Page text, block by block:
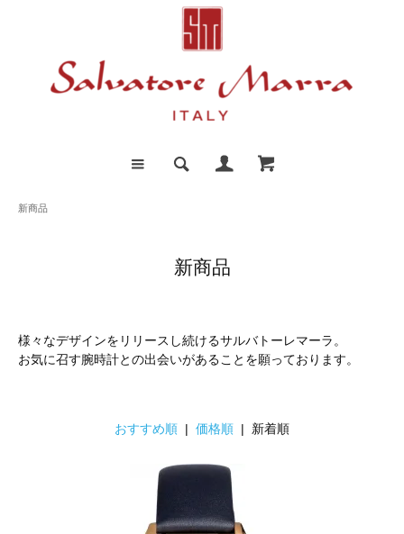
新商品
新商品
様々なデザインをリリースし続けるサルバトーレマーラ。
お気に召す腕時計との出会いがあることを願っております。
おすすめ順 | 価格順 | 新着順